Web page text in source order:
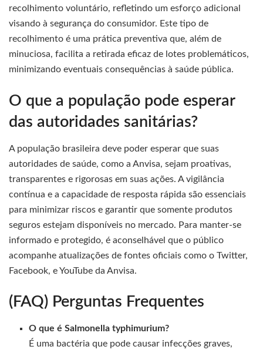
recolhimento voluntário, refletindo um esforço adicional
visando à segurança do consumidor. Este tipo de
recolhimento é uma prática preventiva que, além de
minuciosa, facilita a retirada eficaz de lotes problemáticos,
minimizando eventuais consequências à saúde pública.
O que a população pode esperar
das autoridades sanitárias?
A população brasileira deve poder esperar que suas
autoridades de saúde, como a Anvisa, sejam proativas,
transparentes e rigorosas em suas ações. A vigilância
contínua e a capacidade de resposta rápida são essenciais
para minimizar riscos e garantir que somente produtos
seguros estejam disponíveis no mercado. Para manter-se
informado e protegido, é aconselhável que o público
acompanhe atualizações de fontes oficiais como o Twitter,
Facebook, e YouTube da Anvisa.
(FAQ) Perguntas Frequentes
O que é Salmonella typhimurium?
É uma bactéria que pode causar infecções graves,